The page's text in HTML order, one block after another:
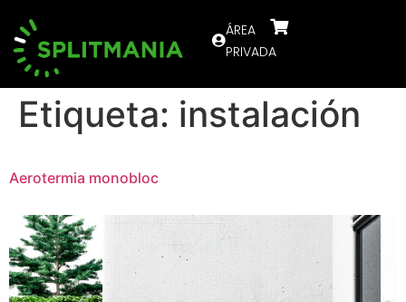
ÁREA
PRIVADA
Etiqueta: instalación
Aerotermia monobloc